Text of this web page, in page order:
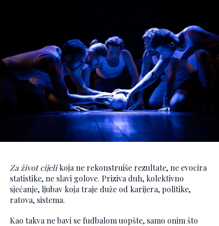
Za život cijelikoja ne rekonstruiše rezultate, ne evocira
statistike, ne slavi golove. Priziva duh, kolektivno
sjećanje, ljubav koja traje duže od karijera, politike,
ratova, sistema.
Kao takva ne bavi se fudbalom uopšte, samo onim što